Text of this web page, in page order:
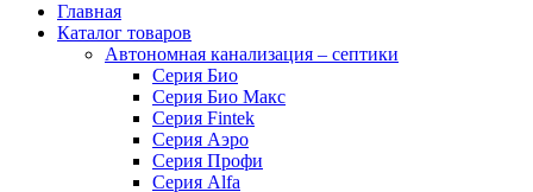
Главная
Каталог товаров
Автономная канализация – септики
Серия Био
Серия Био Макс
Серия Fintek
Серия Аэро
Серия Профи
Серия Alfa